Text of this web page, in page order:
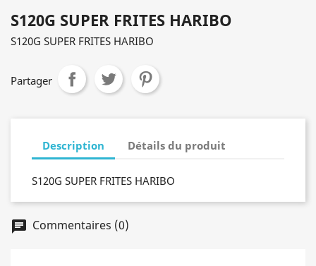
S120G SUPER FRITES HARIBO
S120G SUPER FRITES HARIBO
Partager
Description Détails du produit
S120G SUPER FRITES HARIBO
chat Commentaires (0)